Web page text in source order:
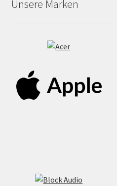
Unsere Marken